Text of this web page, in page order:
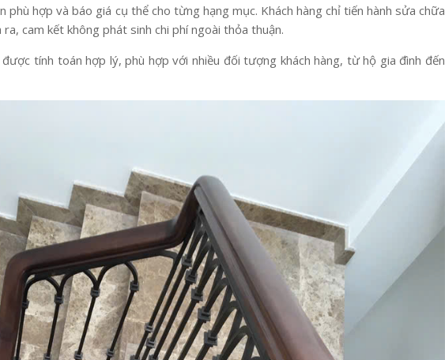
hợp và báo giá cụ thể cho từng hạng mục. Khách hàng chỉ tiến hành sửa chữa
cam kết không phát sinh chi phí ngoài thỏa thuận.
tính toán hợp lý, phù hợp với nhiều đối tượng khách hàng, từ hộ gia đình đến